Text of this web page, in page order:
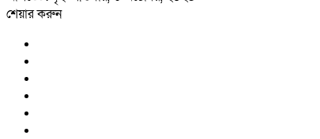
শেয়ার করুন